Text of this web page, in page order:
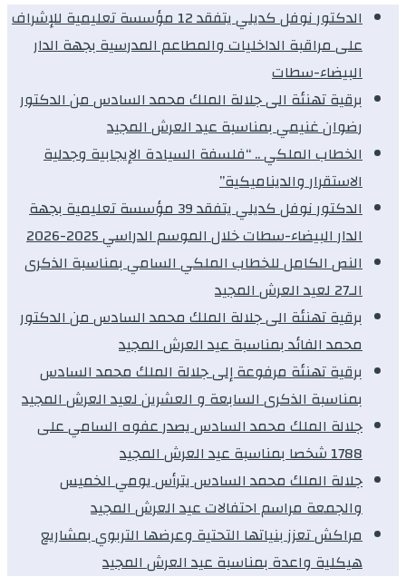
الدكتور نوفل كديلي يتفقد 12 مؤسسة تعليمية للإشراف
على مراقبة الداخليات والمطاعم المدرسية بجهة الدار
البيضاء-سطات
برقية تهنئة الى جلالة الملك محمد السادس من الدكتور
رضوان غنيمي بمناسبة عيد العرش المجيد
الخطاب الملكي .. “فلسفة السيادة الإيجابية وجدلية
الاستقرار والديناميكية”
الدكتور نوفل كديلي يتفقد 39 مؤسسة تعليمية بجهة
الدار البيضاء-سطات خلال الموسم الدراسي 2025-2026
النص الكامل للخطاب الملكي السامي بمناسبة الذكرى
الـ27 لعيد العرش المجيد
برقية تهنئة الى جلالة الملك محمد السادس من الدكتور
محمد الفائد بمناسبة عيد العرش المجيد
برقية تهنئة مرفوعة إلى جلالة الملك محمد السادس
بمناسبة الذكرى السابعة و العشرين لعيد العرش المجيد
جلالة الملك محمد السادس يصدر عفوه السامي على
1788 شخصا بمناسبة عيد العرش المجيد
جلالة الملك محمد السادس يترأس يومي الخميس
والجمعة مراسم احتفالات عيد العرش المجيد
مراكش تعزز بنياتها التحتية وعرضها التربوي بمشاريع
هيكلية واعدة بمناسبة عيد العرش المجيد